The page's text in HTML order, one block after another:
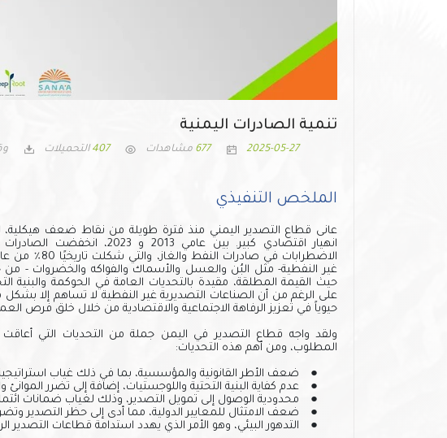
تنمية الصادرات اليمنية
2025-05-27
677 مشاهدات 407 التحميلات
الملخص التنفيذي
الاضطرابات في
غير النفطية- مثل البُن والعسل والأسماك والفواكه والخضروات - من
حيث القيمة المطلقة، مقيدة بالتحديات العامة في الحوكمة والبنية
على الرغم من أن الصناعات التصديرية غير النفطية لا تساهم إلا بشكل
حيوياً في تعزيز الرفاهة الاجتماعية والاقتصادية من خلال خلق فرص
ولقد واجه قطاع التصدير في اليمن جملة من التحديات التي
المطلوب، ومن أهم هذه التحديات:
●
ضعف الأطر القانونية والمؤسسية، بما في ذلك غياب
●
عدم كفاية البنية التحتية واللوجستيات، إضافة إلى تضرر الموانئ
●
محدودية الوصول إلى تمويل التصدير، وذلك لغياب ضمانات ائتمان
●
ضعف الامتثال للمعايير الدولية، مما أدى إلى حظر التصدير
●
التدهور البيئي، وهو الأمر الذي يهدد استدامة قطاعات التصدير